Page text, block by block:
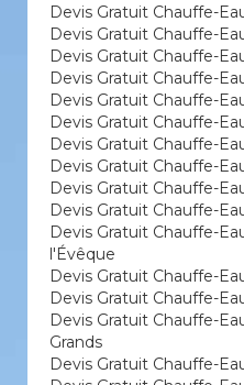
Devis Gratuit Chauffe-
Devis Gratuit Chauffe-
Devis Gratuit Chauffe-
Devis Gratuit Chauffe-
Devis Gratuit Chauffe-
Devis Gratuit Chauffe-
Devis Gratuit Chauffe-
Devis Gratuit Chauffe-
Devis Gratuit Chauffe-
Devis Gratuit Chauffe-
Devis Gratuit Chauffe-
l'Évêque
Devis Gratuit Chauffe-
Devis Gratuit Chauffe-
Devis Gratuit Chauffe-
Grands
Devis Gratuit Chauffe-